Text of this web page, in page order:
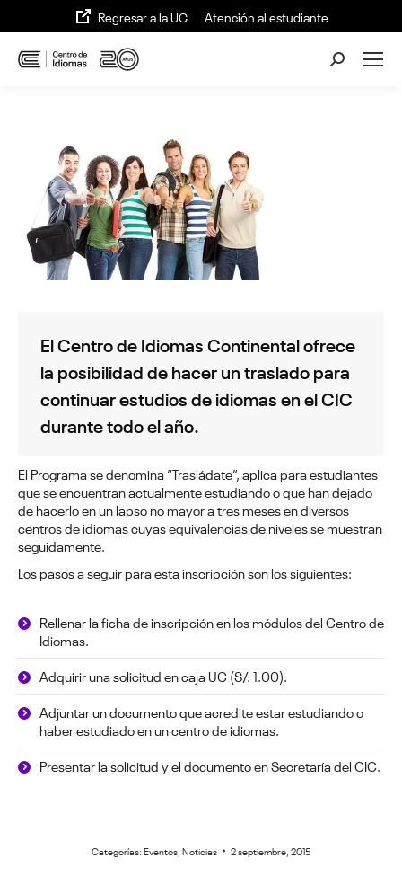
Regresar a la UC Atención al estudiante
Buscar:
El Centro de Idiomas Continental ofrece
la posibilidad de hacer un traslado para
continuar estudios de idiomas en el CIC
durante todo el año.
El Programa se denomina “Trasládate”, aplica para estudiantes
que se encuentran actualmente estudiando o que han dejado
de hacerlo en un lapso no mayor a tres meses en diversos
centros de idiomas cuyas equivalencias de niveles se muestran
seguidamente.
Los pasos a seguir para esta inscripción son los siguientes:
Rellenar la ficha de inscripción en los módulos del Centro de
Idiomas.
Adquirir una solicitud en caja UC (S/. 1.00).
Adjuntar un documento que acredite estar estudiando o
haber estudiado en un centro de idiomas.
Presentar la solicitud y el documento en Secretaría del CIC.
Categorías:Eventos,Noticias 2 septiembre, 2015